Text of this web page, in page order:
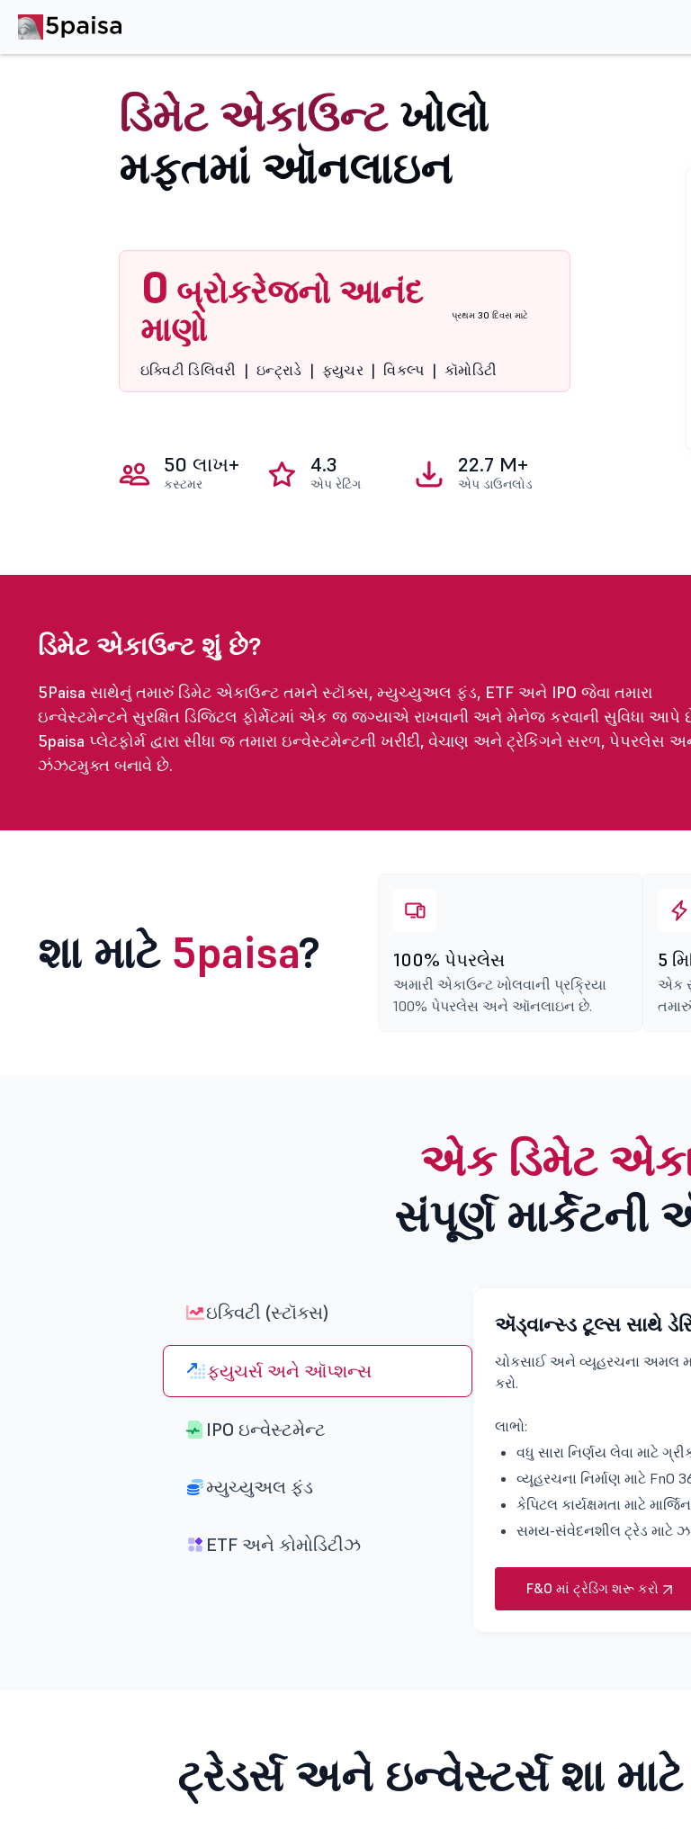
ડિમેટ એકાઉન્ટ ખોલો
મફતમાં ઑનલાઇન
0 બ્રોકરેજનો આનંદ
માણો
પ્રથમ 30 દિવસ માટે
ઇક્વિટી ડિલિવરી | ઇન્ટ્રાડે | ફ્યુચર | વિકલ્પ | કૉમોડિટી
50 લાખ+
કસ્ટમર
4.3
એપ રેટિંગ
22.7 M+
એપ ડાઉનલોડ
ડિમેટ એકાઉન્ટ શું છે?
5Paisa સાથેનું તમારું ડિમેટ એકાઉન્ટ તમને સ્ટૉક્સ, મ્યુચ્યુઅલ ફંડ, ETF અને IPO જેવા તમારા
ઇન્વેસ્ટમેન્ટને સુરક્ષિત ડિજિટલ ફોર્મેટમાં એક જ જગ્યાએ રાખવાની અને મેનેજ કરવાની સુવિધા આપે
5paisa પ્લેટફોર્મ દ્વારા સીધા જ તમારા ઇન્વેસ્ટમેન્ટની ખરીદી, વેચાણ અને ટ્રેકિંગને સરળ, પેપરલેસ
ઝંઝટમુક્ત બનાવે છે.
શા માટે 5paisa? 100% પેપરલેસ
અમારી એકાઉન્ટ ખોલવાની પ્રક્રિયા
100% પેપરલેસ અને ઑનલાઇન છે.
5
એક
એક ડિમેટ
સંપૂર્ણ
ઇક્વિટી (સ્ટૉક્સ)
ફ્યુચર્સ અને ઑપ્શન્સ
IPO ઇન્વેસ્ટમેન્ટ
મ્યુચ્યુઅલ ફંડ
ETF અને કોમોડિટીઝ
ઍડ્વાન્સ્ડ ટૂલ્સ સાથે
ચોકસાઈ અને વ્યૂહરચના અમલ
કરો.
લાભો:
વધુ સારા નિર્ણય લેવા માટે
વ્યૂહરચના નિર્માણ માટે FnO
કેપિટલ કાર્યક્ષમતા માટે
સમય-સંવેદનશીલ ટ્રેડ માટે
F&O માં ટ્રેડિંગ શરૂ કરો
ટ્રેડર્સ અને ઇન્વેસ્ટર્સ શા માટે